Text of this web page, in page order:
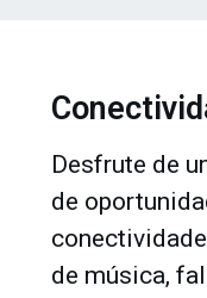
Desfrute de
de
de música,